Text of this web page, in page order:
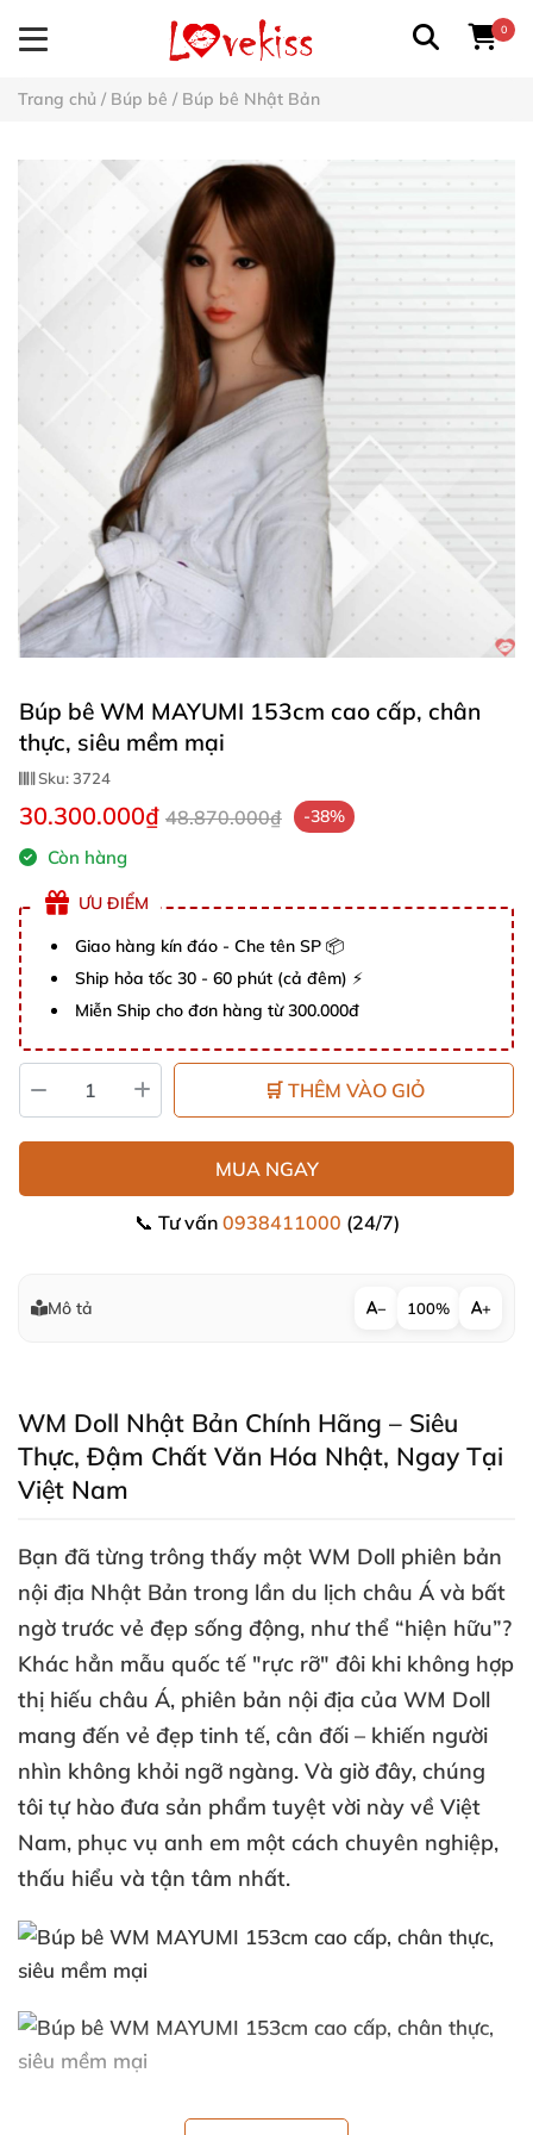
0
Trang chủ / Búp bê / Búp bê Nhật Bản
Búp bê WM MAYUMI 153cm cao cấp, chân
thực, siêu mềm mại
Sku:3724
30.300.000₫ 48.870.000₫ -38%
Còn hàng
ƯU ĐIỂM
Giao hàng kín đáo - Che tên SP 📦
Ship hỏa tốc 30 - 60 phút (cả đêm) ⚡
Miễn Ship cho đơn hàng từ 300.000đ
🛒 THÊM VÀO GIỎ
MUA NGAY
📞 Tư vấn 0938411000 (24/7)
Mô tả − 100% +
WM Doll Nhật Bản Chính Hãng – Siêu
Thực, Đậm Chất Văn Hóa Nhật, Ngay Tại
Việt Nam
Bạn đã từng trông thấy một WM Doll phiên bản
nội địa Nhật Bản trong lần du lịch châu Á và bất
ngờ trước vẻ đẹp sống động, như thể “hiện hữu”?
Khác hẳn mẫu quốc tế "rực rỡ" đôi khi không hợp
thị hiếu châu Á, phiên bản nội địa của WM Doll
mang đến vẻ đẹp tinh tế, cân đối – khiến người
nhìn không khỏi ngỡ ngàng. Và giờ đây, chúng
tôi tự hào đưa sản phẩm tuyệt vời này về Việt
Nam, phục vụ anh em một cách chuyên nghiệp,
thấu hiểu và tận tâm nhất.